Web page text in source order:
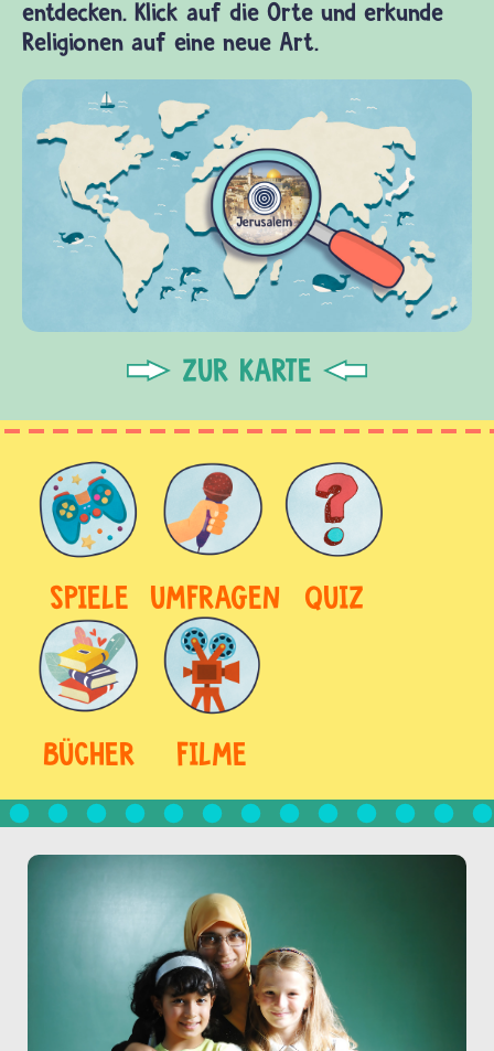
entdecken. Klick auf die Orte und erkunde
Religionen auf eine neue Art.
ZUR KARTE
SPIELE UMFRAGEN QUIZ
BÜCHER FILME